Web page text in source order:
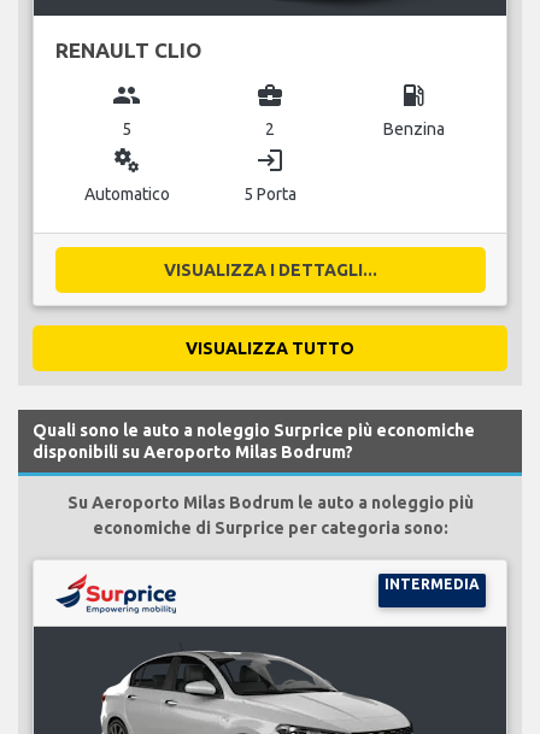
RENAULT CLIO
group
5
business_center
2
local_gas_station
Benzina
miscellaneous_services
Automatico
login
5 Porta
VISUALIZZA I DETTAGLI...
VISUALIZZA TUTTO
Quali sono le auto a noleggio Surprice più economiche
disponibili su Aeroporto Milas Bodrum?
Su Aeroporto Milas Bodrum le auto a noleggio più
economiche di Surprice per categoria sono:
INTERMEDIA